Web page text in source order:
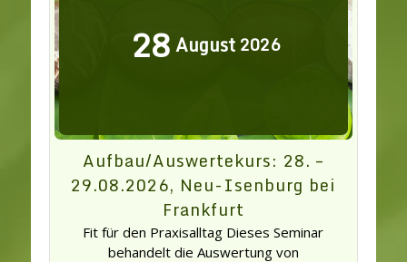
28 August 2026
Aufbau/Auswertekurs: 28. –
29.08.2026, Neu-Isenburg bei
Frankfurt
Fit für den Praxisalltag Dieses Seminar
behandelt die Auswertung von